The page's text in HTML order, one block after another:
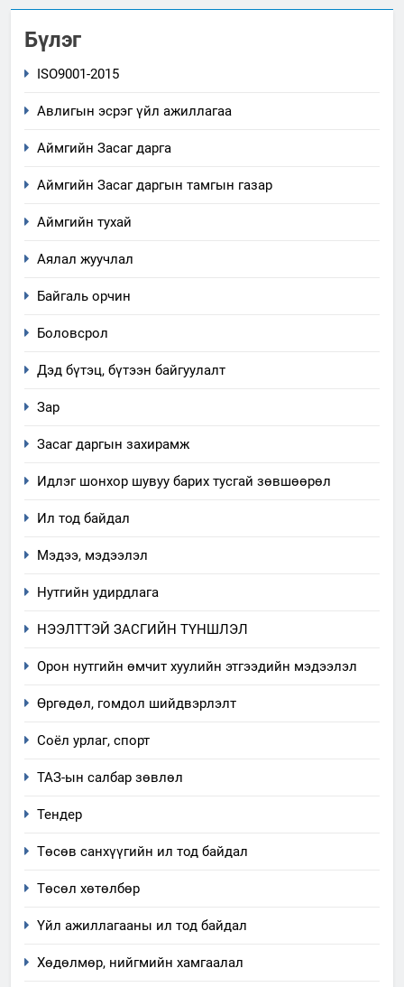
Бүлэг
ISO9001-2015
Авлигын эсрэг үйл ажиллагаа
Аймгийн Засаг дарга
Аймгийн Засаг даргын тамгын газар
Аймгийн тухай
Аялал жуучлал
Байгаль орчин
Боловсрол
Дэд бүтэц, бүтээн байгуулалт
Зар
Засаг даргын захирамж
Идлэг шонхор шувуу барих тусгай зөвшөөрөл
Ил тод байдал
Мэдээ, мэдээлэл
Нутгийн удирдлага
НЭЭЛТТЭЙ ЗАСГИЙН ТҮНШЛЭЛ
Орон нутгийн өмчит хуулийн этгээдийн мэдээлэл
Өргөдөл, гомдол шийдвэрлэлт
Соёл урлаг, спорт
ТАЗ-ын салбар зөвлөл
Тендер
Төсөв санхүүгийн ил тод байдал
Төсөл хөтөлбөр
Үйл ажиллагааны ил тод байдал
Хөдөлмөр, нийгмийн хамгаалал
салбар зөвлөл” аяны хүрээнд
хэмжээний төлөвлөгөө
6
аудитын дүгнэлт
7
ИЛ ТОД БАЙДАЛ